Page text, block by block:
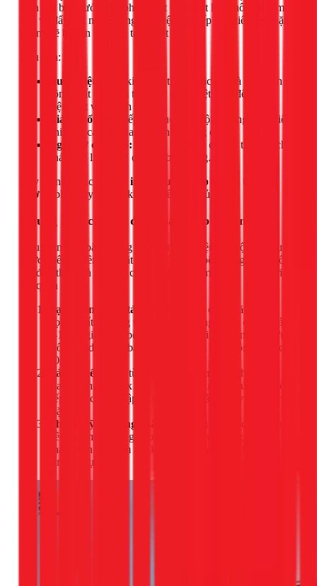
gian mở bên dưới, cho phép quạt tản nhiệt hút không khí mát
vào và đẩy khí nóng ra ngoài. Việc đặt bếp trực tiếp lên mặt
phẳng sẽ bịt kín các khe tản nhiệt này.
Hậu quả:
Quá nhiệt:
Linh kiện bên trong, đặc biệt là bo mạch
công suất và mâm từ, sẽ bị quá nhiệt, dẫn đến giảm
hiệu suất và nhanh hỏng.
Giảm tuổi thọ:
Bếp liên tục hoạt động trong điều kiện
nhiệt độ cao sẽ nhanh chóng xuống cấp.
Nguy cơ cháy nổ: Tích tụ nhiệt độ cao có thể gây chập
cháy các linh kiện điện tử bên trong.
Đây chính là lúc
khung inox chuyển bếp từ âm thành
dương
phát huy vai trò không thể thiếu của nó.
Khung inox chuyển đổi: Giải pháp 3 trong 1
Khung inox (hoặc khung thép sơn tĩnh điện) là một bộ khung
được thiết kế riêng để đặt bếp từ âm vào bên trong. Nó không
chỉ đơn thuần là một cái chân đế mà còn mang lại nhiều lợi
ích quan trọng:
Tạo không gian tản nhiệt:
Đây là chức năng quan
trọng nhất. Khung tạo ra một khoảng trống cao khoảng
8-10cm giữa đáy bếp và mặt bàn, giúp không khí lưu
thông tự do, đảm bảo quạt tản nhiệt hoạt động hiệu quả
100%.
Bảo vệ bếp:
Bếp từ âm có các cạnh kính khá mỏng
manh. Khung inox bao bọc xung quanh, giúp bảo vệ
bếp khỏi các va đập từ nồi chảo, giảm nguy cơ nứt, vỡ
mặt kính.
Thẩm mỹ và vững chãi:
Khung giúp bếp đứng vững
trên mọi mặt phẳng, tạo nên một tổng thể gọn gàng,
chắc chắn và thẩm mỹ không khác gì một chiếc bếp từ
dương thực thụ.